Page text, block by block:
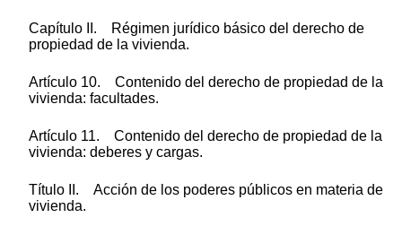
Capítulo II. Régimen jurídico básico del derecho de
propiedad de la vivienda.
Artículo 10. Contenido del derecho de propiedad de la
vivienda: facultades.
Artículo 11. Contenido del derecho de propiedad de la
vivienda: deberes y cargas.
Título II. Acción de los poderes públicos en materia de
vivienda.